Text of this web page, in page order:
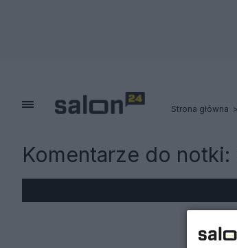
Strona główna
Komentarze do notki: